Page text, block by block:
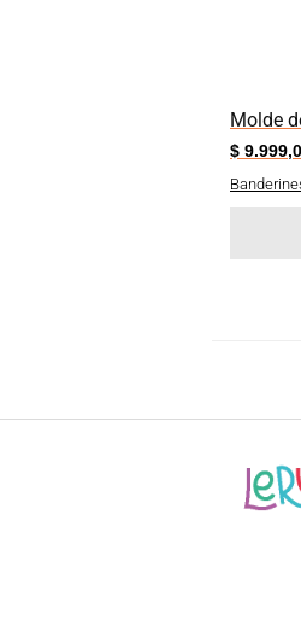
Molde
$